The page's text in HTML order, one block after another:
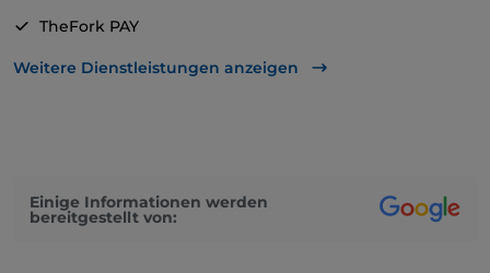
TheFork PAY
UnionPay über TheFork PAY
Weitere Dienstleistungen anzeigen
Einige Informationen werden
bereitgestellt von: